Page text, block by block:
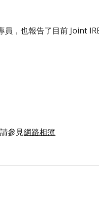
員，也報告了目前 Joint
參見網路相簿